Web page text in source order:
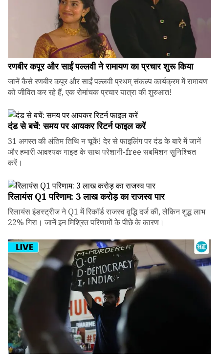
रणबीर कपूर और साईं पल्लवी ने रामायण का प्रचार शुरू किया
जानें कैसे रणबीर कपूर और साईं पल्लवी प्रथम् संकल्प कार्यक्रम में रामायण
को जीवित कर रहे हैं, एक रोमांचक प्रचार यात्रा की शुरुआत!
दंड से बचें: समय पर आयकर रिटर्न फाइल करें
31 अगस्त की अंतिम तिथि न चूकें! देर से फाइलिंग पर दंड के बारे में जानें
और हमारी आवश्यक गाइड के साथ परेशानी-free सबमिशन सुनिश्चित
करें।
रिलायंस Q1 परिणाम: ₹3 लाख करोड़ का राजस्व पार
रिलायंस इंडस्ट्रीज ने Q1 में रिकॉर्ड राजस्व वृद्धि दर्ज की, लेकिन शुद्ध लाभ
22% गिरा। जानें इन मिश्रित परिणामों के पीछे के कारण।